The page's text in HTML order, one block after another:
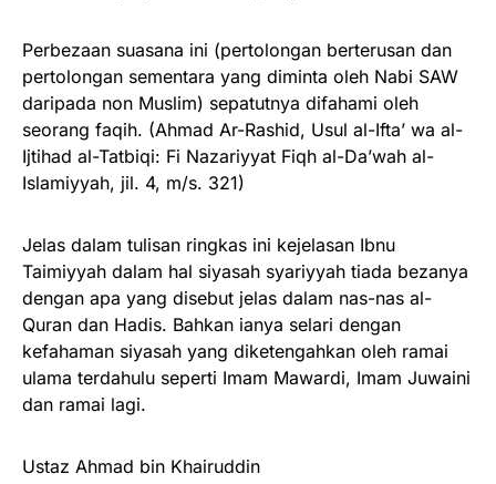
Perbezaan suasana ini (pertolongan berterusan dan
pertolongan sementara yang diminta oleh Nabi SAW
daripada non Muslim) sepatutnya difahami oleh
seorang faqih. (Ahmad Ar-Rashid, Usul al-Ifta’ wa al-
Ijtihad al-Tatbiqi: Fi Nazariyyat Fiqh al-Da’wah al-
Islamiyyah, jil. 4, m/s. 321)
Jelas dalam tulisan ringkas ini kejelasan Ibnu
Taimiyyah dalam hal siyasah syariyyah tiada bezanya
dengan apa yang disebut jelas dalam nas-nas al-
Quran dan Hadis. Bahkan ianya selari dengan
kefahaman siyasah yang diketengahkan oleh ramai
ulama terdahulu seperti Imam Mawardi, Imam Juwaini
dan ramai lagi.
Ustaz Ahmad bin Khairuddin